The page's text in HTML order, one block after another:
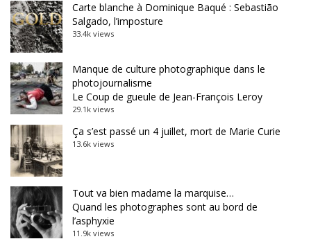
Carte blanche à Dominique Baqué : Sebastião
Salgado, l’imposture
33.4k views
Manque de culture photographique dans le
photojournalisme
Le Coup de gueule de Jean-François Leroy
29.1k views
Ça s’est passé un 4 juillet, mort de Marie Curie
13.6k views
Tout va bien madame la marquise…
Quand les photographes sont au bord de
l’asphyxie
11.9k views